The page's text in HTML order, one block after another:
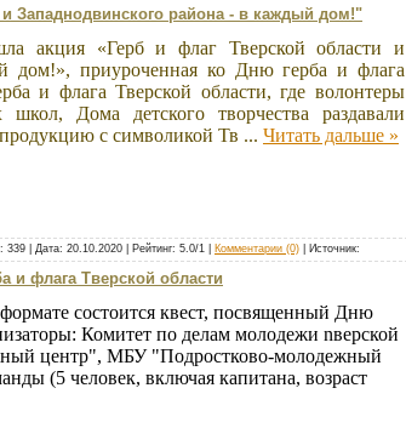
Западнодвинского района - в каждый дом!"
акция «Герб и флаг Тверской области и
дом!», приуроченная ко Дню герба и флага
и флага Тверской области, где волонтеры
школ, Дома детского творчества раздавали
с символикой Тв ... Читать дальше »
339 | Дата: 20.10.2020 | Рейтинг: 5.0/1 | Комментарии (0) | Источник:
и флага Тверской области
состоится квест, посвященный Дню
Комитет по делам молодежи nверской
центр", МБУ "Подростково-молодежный
(5 человек, включая капитана, возраст